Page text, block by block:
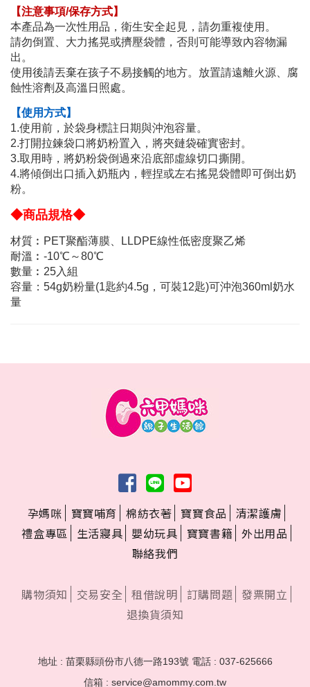
【注意事項/保存方式】
本產品為一次性用品，衛生安全起見，請勿重複使用。
請勿倒置、大力搖晃或擠壓袋體，否則可能導致內容物漏
出。
使用後請丟棄在孩子不易接觸的地方。放置請遠離火源、腐
蝕性溶劑及高溫日照處。
【使用方式】
1.使用前，於袋身標註日期與沖泡容量。
2.打開拉鍊袋口將奶粉置入，將夾鏈袋確實密封。
3.取用時，將奶粉袋倒過來沿底部虛線切口撕開。
4.將傾倒出口插入奶瓶內，輕捏或左右搖晃袋體即可倒出奶
粉。
◆商品規格◆
材質︰PET聚酯薄膜、LLDPE線性低密度聚乙烯
耐溫︰-10℃～80℃
數量︰25入組
容量：54g奶粉量(1匙約4.5g，可裝12匙)可沖泡360ml奶水
量
孕媽咪 寶寶哺育 棉紡衣著 寶寶食品
清潔護膚
禮盒專區
生活寢具 嬰幼玩具 寶寶書籍 外出用品
聯絡我們
購物須知 交易安全 租借說明 訂購問題 發票開立
退換貨須知
地址 : 苗栗縣頭份市八德一路193號 電話 : 037-625666
信箱 : service@amommy.com.tw